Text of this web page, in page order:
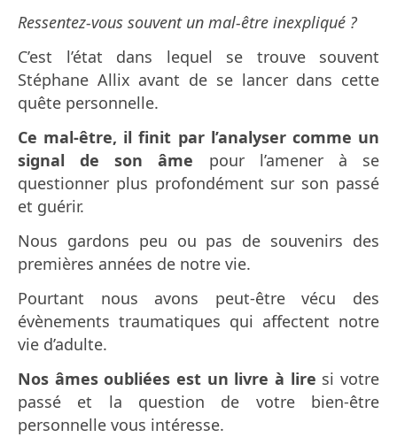
Ressentez-vous souvent un mal-être inexpliqué ?
C’est l’état dans lequel se trouve souvent
Stéphane Allix avant de se lancer dans cette
quête personnelle.
Ce mal-être, il finit par l’analyser comme un
signal de son âme pour l’amener à se
questionner plus profondément sur son passé
et guérir.
Nous gardons peu ou pas de souvenirs des
premières années de notre vie.
Pourtant nous avons peut-être vécu des
évènements traumatiques qui affectent notre
vie d’adulte.
Nos âmes oubliées est un livre à lire si votre
passé et la question de votre bien-être
personnelle vous intéresse.